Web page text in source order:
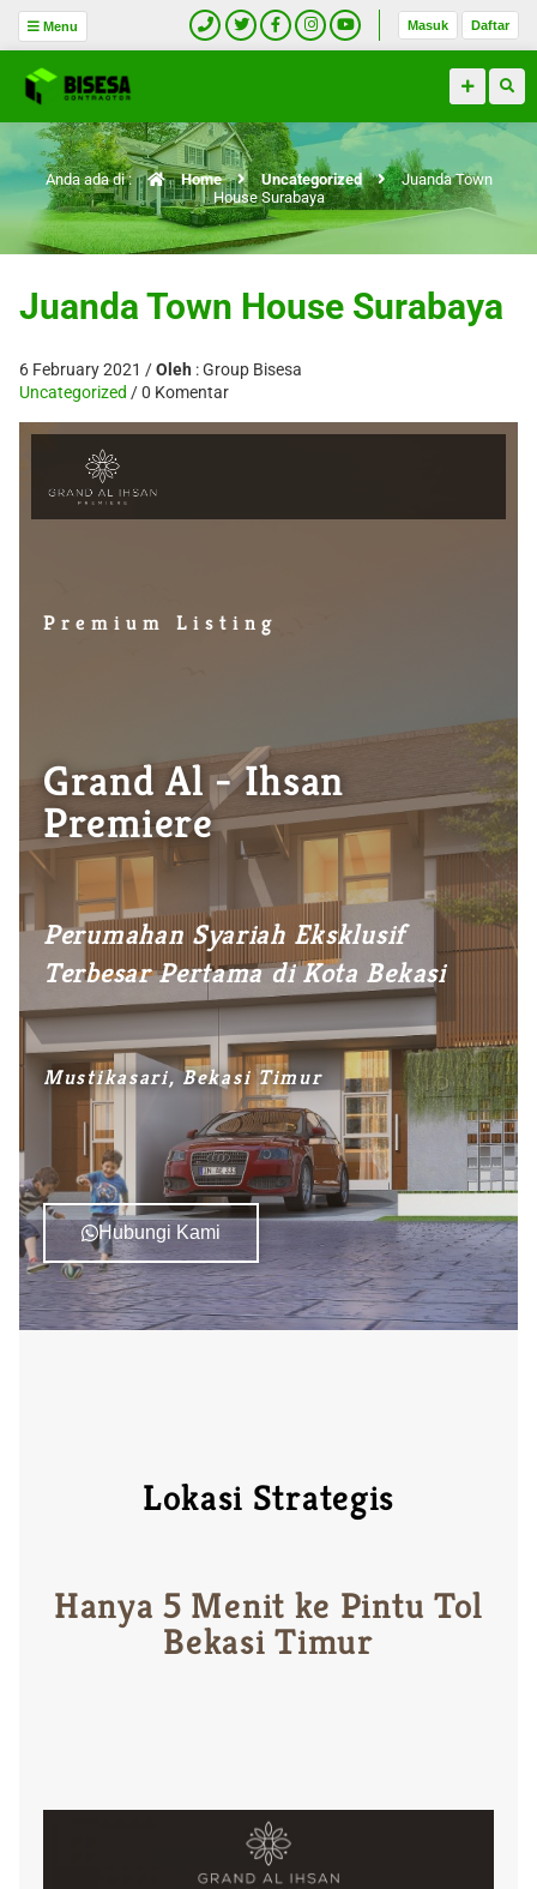
Menu Masuk Daftar
Anda ada di : Home Uncategorized
Juanda Town
House Surabaya
Juanda Town House Surabaya
6 February 2021 /Oleh : Group Bisesa
Uncategorized / 0 Komentar
Premium Listing
Grand Al - Ihsan
Premiere
Perumahan Syariah Eksklusif
Terbesar Pertama di Kota Bekasi
Mustikasari, Bekasi Timur
Hubungi Kami
Lokasi Strategis
Hanya 5 Menit ke Pintu Tol
Bekasi Timur